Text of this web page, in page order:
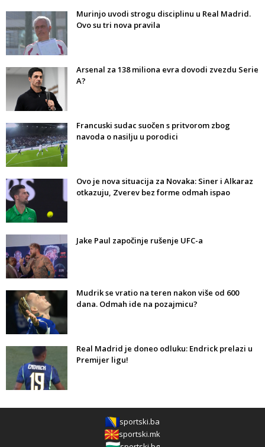
Murinjo uvodi strogu disciplinu u Real Madrid.
Ovo su tri nova pravila
Arsenal za 138 miliona evra dovodi zvezdu Serie
A?
Francuski sudac suočen s pritvorom zbog
navoda o nasilju u porodici
Ovo je nova situacija za Novaka: Siner i Alkaraz
otkazuju, Zverev bez forme odmah ispao
Jake Paul započinje rušenje UFC-a
Mudrik se vratio na teren nakon više od 600
dana. Odmah ide na pozajmicu?
Real Madrid je doneo odluku: Endrick prelazi u
Premijer ligu!
sportski.ba
sportski.mk